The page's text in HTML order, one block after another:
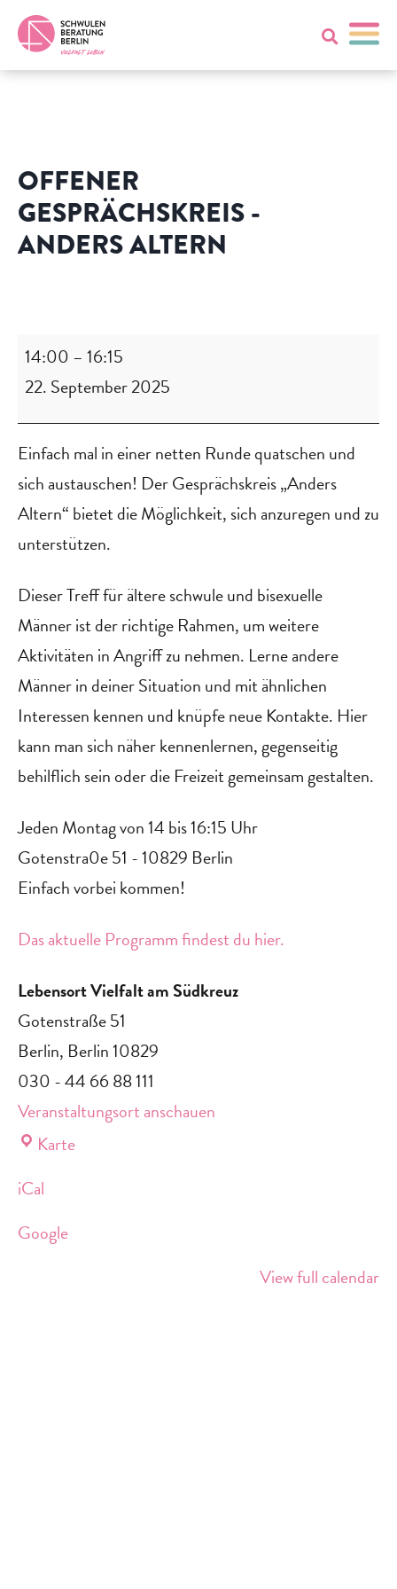
OFFENER
GESPRÄCHSKREIS -
ANDERS ALTERN
14:00 – 16:15
22. September 2025
Einfach mal in einer netten Runde quatschen und
sich austauschen! Der Gesprächskreis „Anders
Altern“ bietet die Möglichkeit, sich anzuregen und zu
unterstützen.
Dieser Treff für ältere schwule und bisexuelle
Männer ist der richtige Rahmen, um weitere
Aktivitäten in Angriff zu nehmen. Lerne andere
Männer in deiner Situation und mit ähnlichen
Interessen kennen und knüpfe neue Kontakte. Hier
kann man sich näher kennenlernen, gegenseitig
behilflich sein oder die Freizeit gemeinsam gestalten.
Jeden Montag von 14 bis 16:15 Uhr
Gotenstra0e 51 - 10829 Berlin
Einfach vorbei kommen!‍
Das aktuelle Programm findest du hier.
Lebensort Vielfalt am Südkreuz
Gotenstraße 51
Berlin, Berlin10829
030 - 44 66 88 111
Veranstaltungsort anschauen
KarteLebensort
iCal
Google
View full calendar